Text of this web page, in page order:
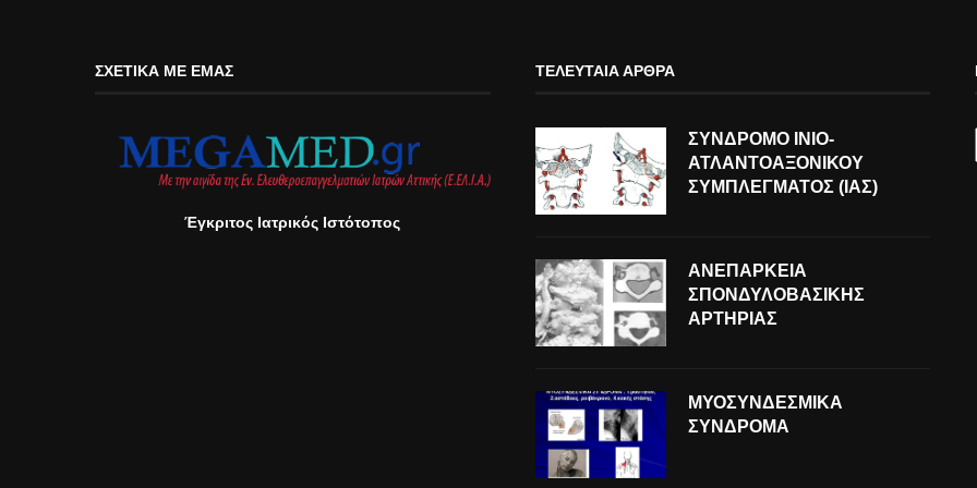
ΣΧΕΤΙΚΆ ΜΕ ΕΜΆΣ
Έγκριτος Ιατρικός Ιστότοπος
ΤΕΛΕΥΤΑΊΑ ΆΡΘΡΑ
ΣΥΝΔΡΟΜΟ ΙΝΙΟ-
ΑΤΛΑΝΤΟΑΞΟΝΙΚΟΥ
ΣΥΜΠΛΕΓΜΑΤΟΣ (ΙΑΣ)
ΑΝΕΠΑΡΚΕΙΑ
ΣΠΟΝΔΥΛΟΒΑΣΙΚΗΣ
ΑΡΤΗΡΙΑΣ
ΜΥΟΣΥΝΔΕΣΜΙΚΑ
ΣΥΝΔΡΟΜΑ